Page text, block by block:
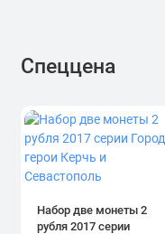
Спеццена
Набор две монеты 2
рубля 2017 серии